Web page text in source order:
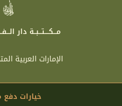
مـــكــــتـــبــة دار
الإمارات العربية
خيارات دفع